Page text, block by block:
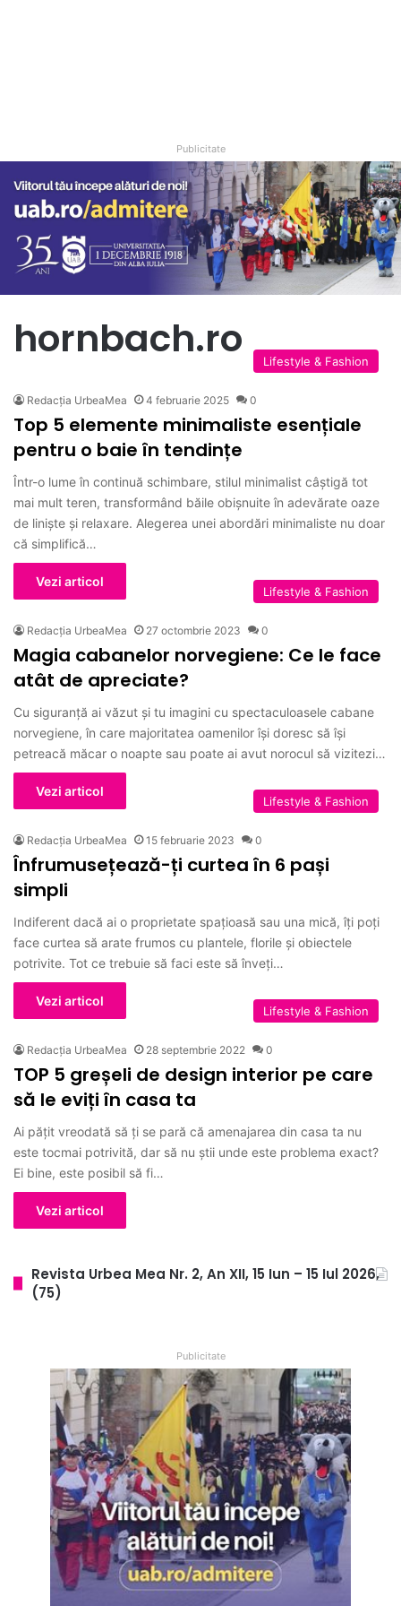
Publicitate
hornbach.ro Lifestyle & Fashion
Redacția UrbeaMea 4 februarie 2025 0
Top 5 elemente minimaliste esențiale
pentru o baie în tendințe
Într-o lume în continuă schimbare, stilul minimalist câștigă tot
mai mult teren, transformând băile obișnuite în adevărate oaze
de liniște și relaxare. Alegerea unei abordări minimaliste nu doar
că simplifică…
Vezi articol
Lifestyle & Fashion
Redacția UrbeaMea 27 octombrie 2023 0
Magia cabanelor norvegiene: Ce le face
atât de apreciate?
Cu siguranță ai văzut și tu imagini cu spectaculoasele cabane
norvegiene, în care majoritatea oamenilor își doresc să își
petreacă măcar o noapte sau poate ai avut norocul să vizitezi…
Vezi articol
Lifestyle & Fashion
Redacția UrbeaMea 15 februarie 2023 0
Înfrumusețează-ți curtea în 6 pași
simpli
Indiferent dacă ai o proprietate spațioasă sau una mică, îți poți
face curtea să arate frumos cu plantele, florile și obiectele
potrivite. Tot ce trebuie să faci este să înveți…
Vezi articol
Lifestyle & Fashion
Redacția UrbeaMea 28 septembrie 2022 0
TOP 5 greșeli de design interior pe care
să le eviți în casa ta
Ai pățit vreodată să ți se pară că amenajarea din casa ta nu
este tocmai potrivită, dar să nu știi unde este problema exact?
Ei bine, este posibil să fi…
Vezi articol
Revista Urbea Mea Nr. 2, An XII, 15 Iun – 15 Iul 2026,
(75)
Publicitate